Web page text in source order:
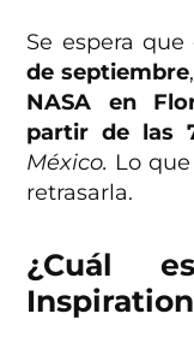
Se espera
de septiembre
NASA en
partir de las
México. Lo
retrasarla.
¿Cuál